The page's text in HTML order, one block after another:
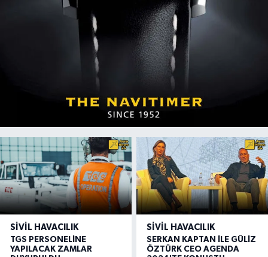
SIVIL HAVACILIK
TGS PERSONELİNE
YAPILACAK ZAMLAR
SIVIL HAVACILIK
SERKAN KAPTAN İLE GÜLİZ
ÖZTÜRK CEO AGENDA